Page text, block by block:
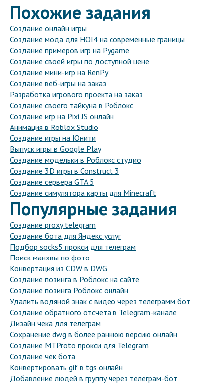
Похожие задания
Создание онлайн игры
Создание мода для HOI4 на современные границы
Создание примеров игр на Pygame
Создание своей игры по доступной цене
Создание мини-игр на RenPy
Создание веб-игры на заказ
Разработка игрового проекта на заказ
Создание своего тайкуна в Роблокс
Создание игр на Pixi JS онлайн
Анимация в Roblox Studio
Создание игры на Юнити
Выпуск игры в Google Play
Создание модельки в Роблокс студио
Создание 3D игры в Construct 3
Создание сервера GTA 5
Создание симулятора карты для Minecraft
Популярные задания
Создание proxy telegram
Создание бота для Яндекс услуг
Подбор socks5 прокси для телеграм
Поиск манхвы по фото
Конвертация из CDW в DWG
Создание позинга в Роблокс на сайте
Создание позинга Роблокс онлайн
Удалить водяной знак с видео через телеграмм бот
Создание обратного отсчета в Telegram-канале
Дизайн чека для телеграм
Сохранение dwg в более раннюю версию онлайн
Создание MTProto прокси для Telegram
Создание чек бота
Конвертировать gif в tgs онлайн
Добавление людей в группу через телеграм-бот